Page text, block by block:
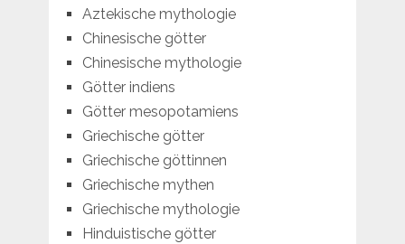
Aztekische mythologie
Chinesische götter
Chinesische mythologie
Götter indiens
Götter mesopotamiens
Griechische götter
Griechische göttinnen
Griechische mythen
Griechische mythologie
Hinduistische götter